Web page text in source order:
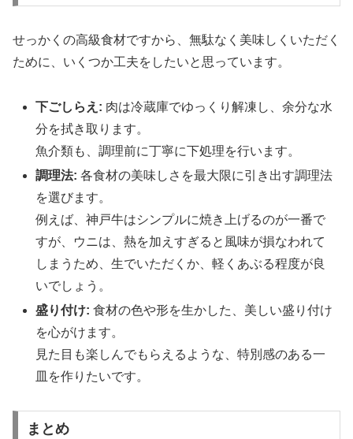
せっかくの高級食材ですから、無駄なく美味しくいただく
ために、いくつか工夫をしたいと思っています。
下ごしらえ: 肉は冷蔵庫でゆっくり解凍し、余分な水
分を拭き取ります。
魚介類も、調理前に丁寧に下処理を行います。
調理法: 各食材の美味しさを最大限に引き出す調理法
を選びます。
例えば、神戸牛はシンプルに焼き上げるのが一番で
すが、ウニは、熱を加えすぎると風味が損なわれて
しまうため、生でいただくか、軽くあぶる程度が良
いでしょう。
盛り付け: 食材の色や形を生かした、美しい盛り付け
を心がけます。
見た目も楽しんでもらえるような、特別感のある一
皿を作りたいです。
まとめ